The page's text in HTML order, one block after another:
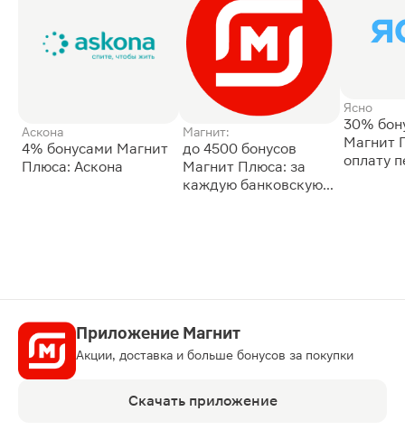
Аскона
4% бонусами Магнит
Плюса: Аскона
Магнит:
до 4500 бонусов
Магнит Плюса: за
каждую банковскую
Ясно
30%
Магнит
оплату
Приложение Магнит
Акции, доставка и больше бонусов за покупки
Скачать приложение